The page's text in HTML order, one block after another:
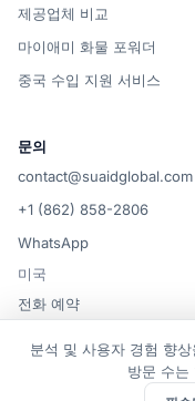
제공업체 비교
마이애미 화물 포워더
중국 수입 지원 서비스
문의
contact@suaidglobal.com
+1 (862) 858-2806
WhatsApp
미국
전화 예약
©
개인정보
분석 및 사용자 경험 향
방문 수는